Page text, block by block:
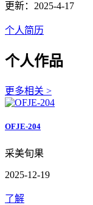
更新：2025-4-17
个人简历
个人作品
更多相关 >
OFJE-204
采美旬果
2025-12-19
了解